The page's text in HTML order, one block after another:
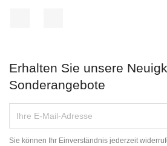
Erhalten Sie unsere
Sonderangebote
Sie können Ihr Einverständnis jederzeit